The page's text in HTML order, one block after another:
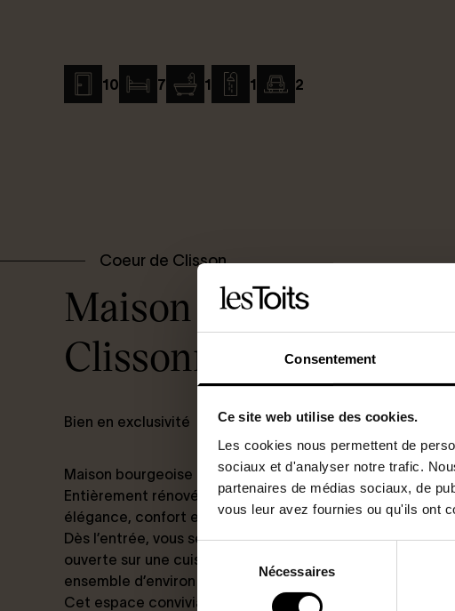
Consentement
Ce site web utilise des cookies.
Les cookies nous permettent de
sociaux et d'analyser notre trafic.
partenaires de médias sociaux, de
vous leur avez fournies ou qu'ils ont
consentement
Nécessaires
10 7 1 1 2
Coeur de Clisson
Maison bourgeoise
Clissonnaise
Bien en exclusivité
Maison bourgeoise au cœur de Clisson – 10 pièces
Entièrement rénovée par un architecte, cette demeure
élégance, confort et modernité.
Dès l’entrée, vous serez séduit par la vaste pièce de vie
ouverte sur une cuisine haut de gamme parfaitement
ensemble d’environ 67 m².
Cet espace convivial s’ouvre sur une terrasse ensoleillée